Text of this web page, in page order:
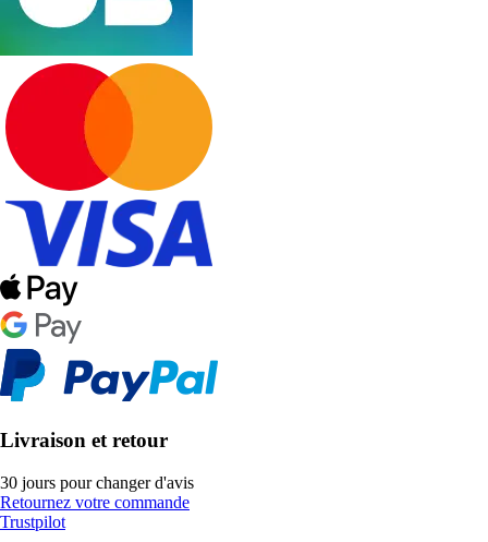
Livraison et retour
30 jours pour changer d'avis
Retournez votre commande
Trustpilot